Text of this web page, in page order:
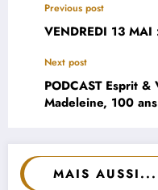
Previous post
VENDREDI 13 MAI
Next post
PODCAST Esprit
Madeleine, 100
MAIS AUSSI...